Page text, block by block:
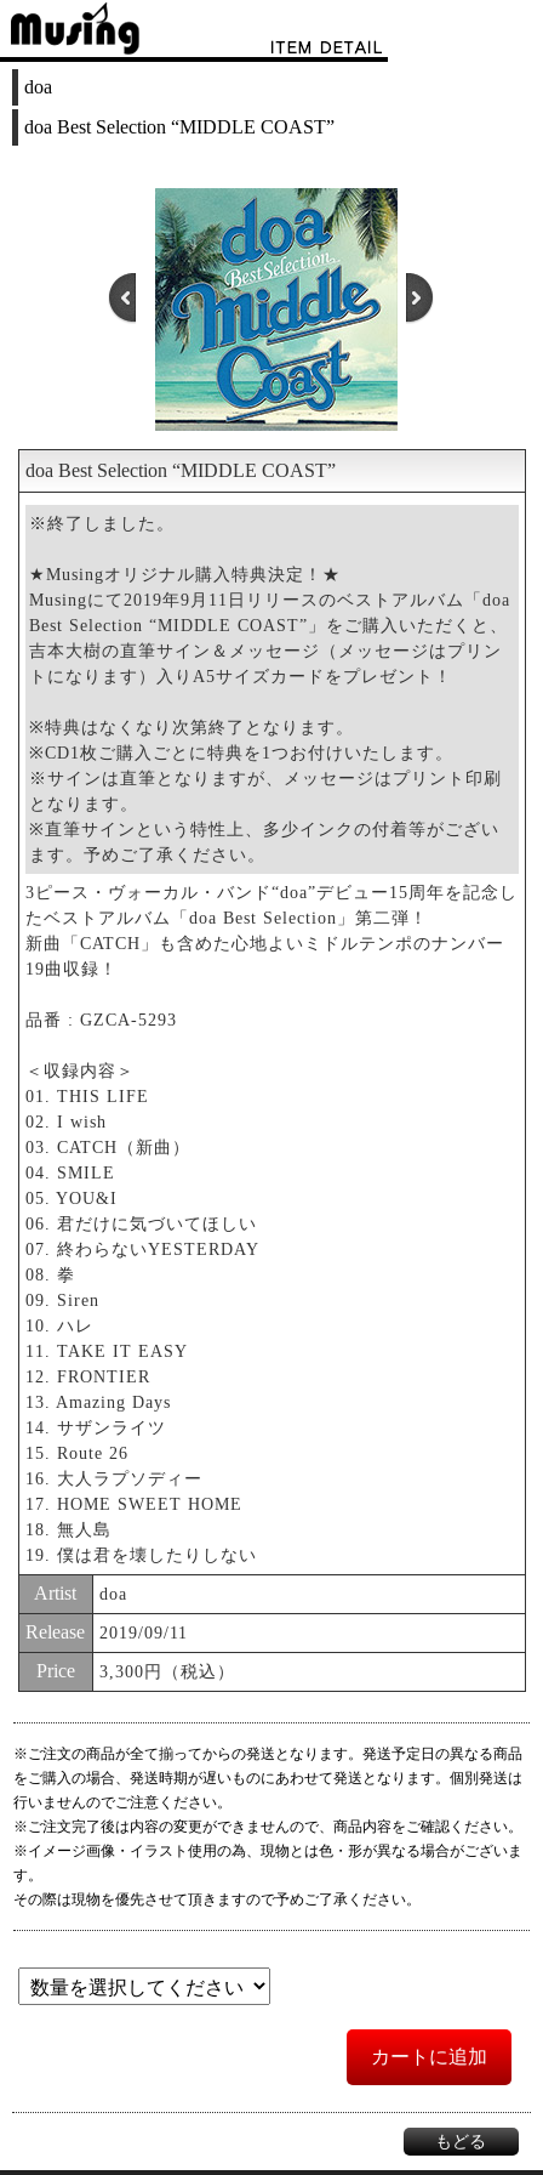
doa
doa Best Selection “MIDDLE COAST”
doa Best Selection “MIDDLE COAST”
※終了しました。
★Musingオリジナル購入特典決定！★
Musingにて2019年9月11日リリースのベストアルバム「doa
Best Selection “MIDDLE COAST”」をご購入いただくと、
吉本大樹の直筆サイン＆メッセージ（メッセージはプリン
トになります）入りA5サイズカードをプレゼント！
※特典はなくなり次第終了となります。
※CD1枚ご購入ごとに特典を1つお付けいたします。
※サインは直筆となりますが、メッセージはプリント印刷
となります。
※直筆サインという特性上、多少インクの付着等がござい
ます。予めご了承ください。
3ピース・ヴォーカル・バンド“doa”デビュー15周年を記念し
たベストアルバム「doa Best Selection」第二弾！
新曲「CATCH」も含めた心地よいミドルテンポのナンバー
19曲収録！
品番 : GZCA-5293
＜収録内容＞
01. THIS LIFE
02. I wish
03. CATCH（新曲）
04. SMILE
05. YOU&I
06. 君だけに気づいてほしい
07. 終わらないYESTERDAY
08. 拳
09. Siren
10. ハレ
11. TAKE IT EASY
12. FRONTIER
13. Amazing Days
14. サザンライツ
15. Route 26
16. 大人ラプソディー
17. HOME SWEET HOME
18. 無人島
19. 僕は君を壊したりしない
Artist doa
Release 2019/09/11
Price 3,300円（税込）
※ご注文の商品が全て揃ってからの発送となります。発送予定日の異なる商品
をご購入の場合、発送時期が遅いものにあわせて発送となります。個別発送は
行いませんのでご注意ください。
※ご注文完了後は内容の変更ができませんので、商品内容をご確認ください。
※イメージ画像・イラスト使用の為、現物とは色・形が異なる場合がございま
す。
その際は現物を優先させて頂きますので予めご了承ください。
カートに追加
もどる